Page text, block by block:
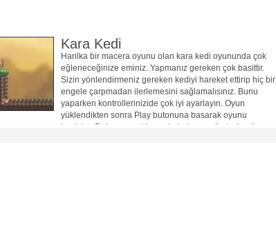
Kara Kedi
Harilka bir macera oyunu olan kara kedi oyununda çok
eğleneceğinize eminiz. Yapmanız gereken çok basittir.
Sizin yönlendirmeniz gereken kediyi hareket ettirip hiç bir
engele çarpmadan ilerlemesini sağlamalısınız. Bunu
yaparken kontrollerinizide çok iyi ayarlayın. Oyun
yüklendikten sonra Play butonuna basarak oyunu
başlatın. Daha sonra klavyede bulunan yön tuşları ile